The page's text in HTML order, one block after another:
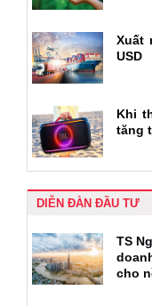
Xuất
USD
Khi
tăng
DIỄN ĐÀN ĐẦU TƯ
TS
cho